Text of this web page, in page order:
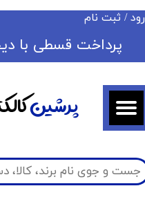
/ ثبت نام
حساب کاربری من
تغییر گذر واژه
سفارشات
خروج از حساب کاربری
​​پرداخت قسطی با
پرشین